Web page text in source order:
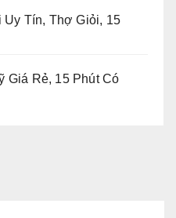
Tín, Thợ Giỏi, 15
Giá Rẻ, 15 Phút Có